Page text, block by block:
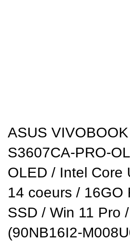
ASUS
S3607CA-PRO-
OLED / Intel Core
14 coeurs / 16GO
SSD / Win 11 Pro
(90NB16I2-